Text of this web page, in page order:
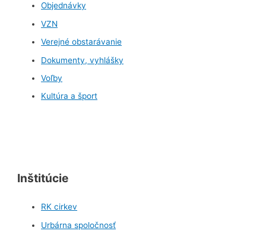
Objednávky
VZN
Verejné obstarávanie
Dokumenty, vyhlášky
Voľby
Kultúra a šport
Inštitúcie
RK cirkev
Urbárna spoločnosť